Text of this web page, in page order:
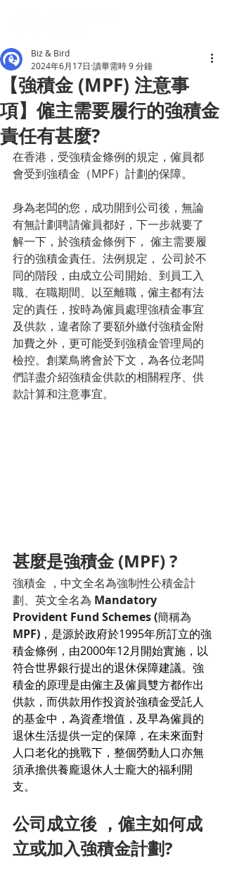
【強積金 (MPF) 注意事
項】僱主需要履行的強積金
責任有甚麼?
Biz & Bird
2024年6月17日 讀畢需時 9 分鐘
在香港，受強積金條例的規定，僱員都
會受到強積金（MPF）計劃的保障。
身為老闆的您，成功開到公司後，無論
有無計劃聘請僱員都好，下一步就要了
解一下，於強積金條例下， 僱主需要履
行的強積金責任。法例規定， 公司於不
同的階段，由成立公司開始、到員工入
職、在職期間、以至離職，僱主都有法
定的責任，按時為僱員處理強積金事宜
及供款，違者除了要額外繳付強積金附
加費之外，更可能受到強積金管理局的
檢控。創業鳥將會於下文，為各位老闆
們詳盡介紹強積金供款的相關程序、供
款計算和注意事宜。
甚麼是強積金 (MPF) ?
強積金 ，中文全名為強制性公積金計
劃、英文全名為 Mandatory
Provident Fund Schemes (簡稱為
MPF) ，是源於政府於1995年所訂立的強
積金條例，由2000年12月開始實施，以
符合世界銀行提出的退休保障建議。強
積金的原理是由僱主及僱員雙方都作出
供款，而供款用作投資於強積金受託人
的基金中，為資產增值，及早為僱員的
退休生活提供一定的保障，在未來面對
人口老化的挑戰下，整個勞動人口亦無
須承擔供養龐退休人士龐大的福利開
支。
公司成立後 ，僱主如何成
立或加入強積金計劃?